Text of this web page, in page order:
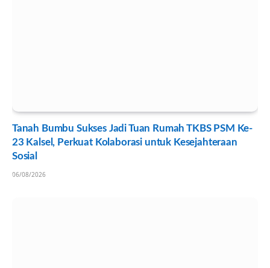
Tanah Bumbu Sukses Jadi Tuan Rumah TKBS PSM Ke-
23 Kalsel, Perkuat Kolaborasi untuk Kesejahteraan
Sosial
06/08/2026